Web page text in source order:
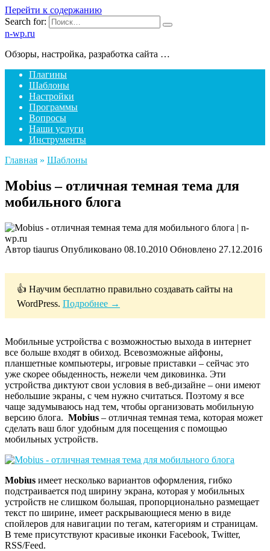
Перейти к содержанию
Search for:
n-wp.ru
Обзоры, настройка, разработка сайта …
Плагины
Шаблоны
Настройки
Программы
Вопросы
Наши услуги
Инструменты
Главная » Шаблоны
Mobius – отличная темная тема для
мобильного блога
Автор tiaurus Опубликовано 08.10.2010 Обновлено 27.12.2016
👍 Научим бесплатно правильно создавать сайты на
WordPress. Подробнее →
Мобильные устройства с возможностью выхода в интернет
все больше входят в обиход. Всевозможные айфоны,
планшетные компьютеры, игровые приставки – сейчас это
уже скорее обыденность, нежели чем диковинка. Эти
устройства диктуют свои условия в веб-дизайне – они имеют
небольшие экраны, с чем нужно считаться. Поэтому я все
чаще задумываюсь над тем, чтобы организовать мобильную
версию блога. Mobius – отличная темная тема, которая может
сделать ваш блог удобным для посещения с помощью
мобильных устройств.
Mobius имеет несколько вариантов оформления, гибко
подстраивается под ширину экрана, которая у мобильных
устройств не слишком большая, пропорционально размещает
текст по ширине, имеет раскрывающиеся меню в виде
спойлеров для навигации по тегам, категориям и страницам.
В теме присутствуют красивые иконки Facebook, Twitter,
RSS/Feed.